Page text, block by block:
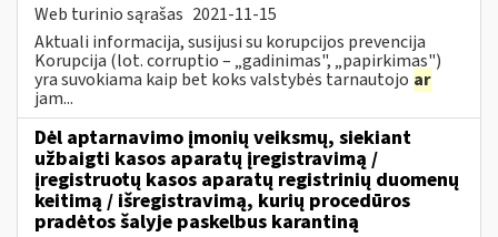
Web turinio sąrašas 2021-11-15
Aktuali informacija, susijusi su korupcijos prevencija
Korupcija (lot. corruptio – „gadinimas", „papirkimas")
yra suvokiama kaip bet koks valstybės tarnautojo ar
jam...
Dėl aptarnavimo įmonių veiksmų, siekiant
užbaigti kasos aparatų įregistravimą /
įregistruotų kasos aparatų registrinių duomenų
keitimą / išregistravimą, kurių procedūros
pradėtos šalyje paskelbus karantiną